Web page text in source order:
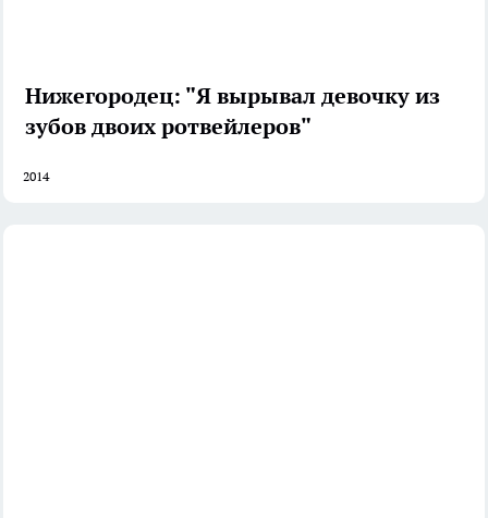
Нижегородец: "Я вырывал девочку из
зубов двоих ротвейлеров"
2014